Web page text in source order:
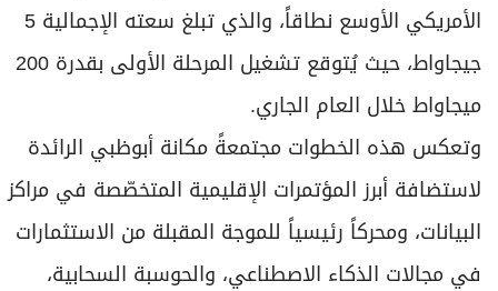
الأمريكي الأوسع نطاقاً، والذي تبلغ سعته الإجمالية 5
جيجاواط، حيث يُتوقع تشغيل المرحلة الأولى بقدرة 200
ميجاواط خلال العام الجاري.
وتعكس هذه الخطوات مجتمعةً مكانة أبوظبي الرائدة
لاستضافة أبرز المؤتمرات الإقليمية المتخصّصة في مراكز
البيانات، ومحركاً رئيسياً للموجة المقبلة من الاستثمارات
في مجالات الذكاء الاصطناعي، والحوسبة السحابية،